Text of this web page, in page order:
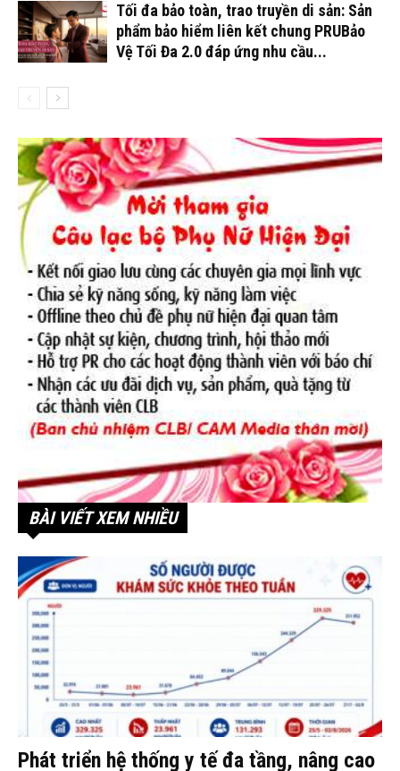
Tối đa bảo toàn, trao truyền di sản: Sản
phẩm bảo hiểm liên kết chung PRUBảo
Vệ Tối Đa 2.0 đáp ứng nhu cầu...
BÀI VIẾT XEM NHIỀU
Phát triển hệ thống y tế đa tầng, nâng cao